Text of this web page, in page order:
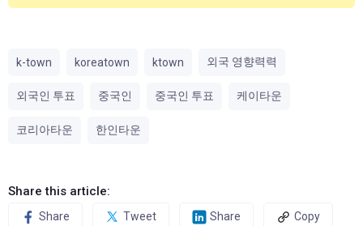
k-town koreatown ktown 외국 영향력력
외국인 투표 중국인 중국인 투표 케이타운
코리아타운 한인타운
Share this article:
Share Tweet Share Copy